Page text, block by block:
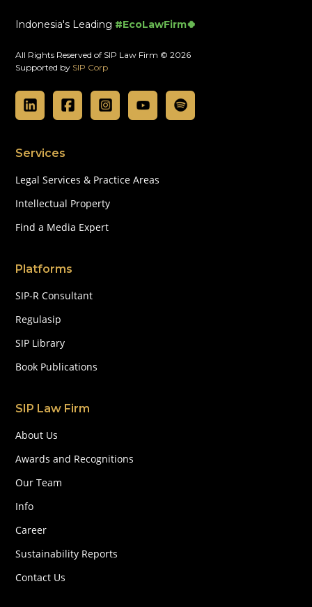
Indonesia's Leading #EcoLawFirm🍀
All Rights Reserved of SIP Law Firm © 2026
Supported by SIP Corp
Services
Legal Services & Practice Areas
Intellectual Property
Find a Media Expert
Platforms
SIP-R Consultant
Regulasip
SIP Library
Book Publications
SIP Law Firm
About Us
Awards and Recognitions
Our Team
Info
Career
Sustainability Reports
Contact Us